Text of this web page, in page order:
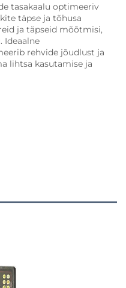
tasakaalu optimeeriv
täpse ja tõhusa
ja täpseid mõõtmisi,
Ideaalne
rehvide jõudlust ja
lihtsa kasutamise ja